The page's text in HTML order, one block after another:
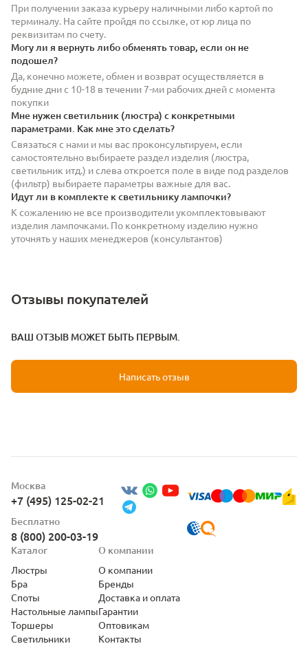
При получении заказа курьеру наличными либо картой по
терминалу. На сайте пройдя по ссылке, от юр лица по
реквизитам по счету.
Могу ли я вернуть либо обменять товар, если он не
подошел?
Да, конечно можете, обмен и возврат осуществляется в
будние дни с 10-18 в течении 7-ми рабочих дней с момента
покупки
Мне нужен светильник (люстра) с конкретными
параметрами. Как мне это сделать?
Связаться с нами и мы вас проконсультируем, если
самостоятельно выбираете раздел изделия (люстра,
светильник итд.) и слева откроется поле в виде под разделов
(фильтр) выбираете параметры важные для вас.
Идут ли в комплекте к светильнику лампочки?
К сожалению не все производители укомплектовывают
изделия лампочками. По конкретному изделию нужно
уточнять у наших менеджеров (консультантов)
Отзывы покупателей
ВАШ ОТЗЫВ МОЖЕТ БЫТЬ ПЕРВЫМ.
Написать отзыв
Москва
+7 (495) 125-02-21
Бесплатно
8 (800) 200-03-19
Каталог
Люстры
Бра
Споты
Настольные лампы
Торшеры
Светильники
О компании
О компании
Бренды
Доставка и оплата
Гарантии
Оптовикам
Контакты